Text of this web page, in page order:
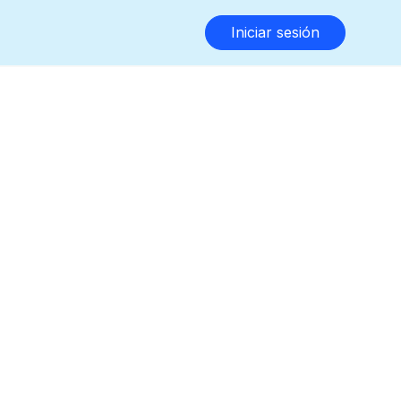
Iniciar sesión